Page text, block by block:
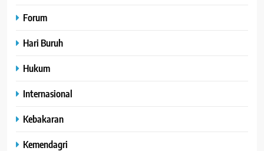
Forum
Hari Buruh
Hukum
Internasional
Kebakaran
Kemendagri